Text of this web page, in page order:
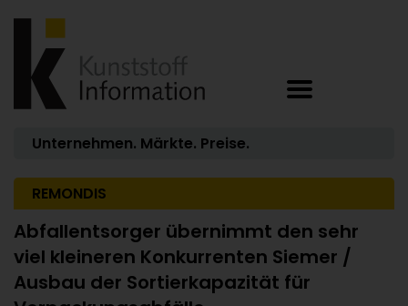
Unternehmen. Märkte. Preise.
REMONDIS
Abfallentsorger übernimmt den sehr
viel kleineren Konkurrenten Siemer /
Ausbau der Sortierkapazität für